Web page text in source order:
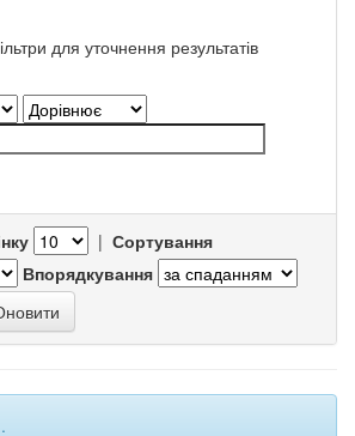
для уточнення результатів
| Сортування
Впорядкування